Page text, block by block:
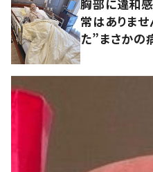
胸部に違和
常はありま
た”まさかの